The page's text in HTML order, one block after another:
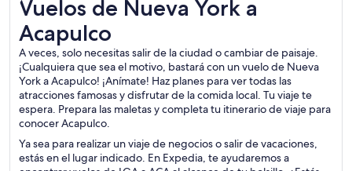
Vuelos de Nueva York a
Acapulco
A veces, solo necesitas salir de la ciudad o cambiar de paisaje.
¡Cualquiera que sea el motivo, bastará con un vuelo de Nueva
York a Acapulco! ¡Anímate! Haz planes para ver todas las
atracciones famosas y disfrutar de la comida local. Tu viaje te
espera. Prepara las maletas y completa tu itinerario de viaje para
conocer Acapulco.
Ya sea para realizar un viaje de negocios o salir de vacaciones,
estás en el lugar indicado. En Expedia, te ayudaremos a